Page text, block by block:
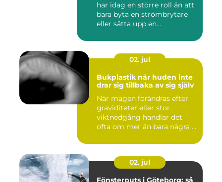
har idag en större roll än att
bara byta en strömbrytare
eller sätta upp en...
02. jul
Bukplastik när huden inte
drar sig tillbaka av sig själv
När magen förändras efter
graviditeter eller stor
viktnedgång handlar det
ofta om mer än bara några ...
02. jul
Fönsterputs i Göteborg: så